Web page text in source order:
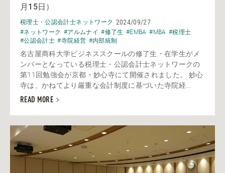
月15日）
税理士・公認会計士ネットワーク 2024/09/27
#ネットワーク #アルムナイ #修了生 #EMBA #MBA #税理士
#公認会計士 #寺院経営 #内部統制
名古屋商科大学ビジネススクールの修了生・在学生がメ
ンバーとなっている税理士・公認会計士ネットワークの
第11回勉強会が京都・妙心寺にて開催されました。 妙心
寺は、かねてより厳重な会計制度に基づいた寺院経...
READ MORE